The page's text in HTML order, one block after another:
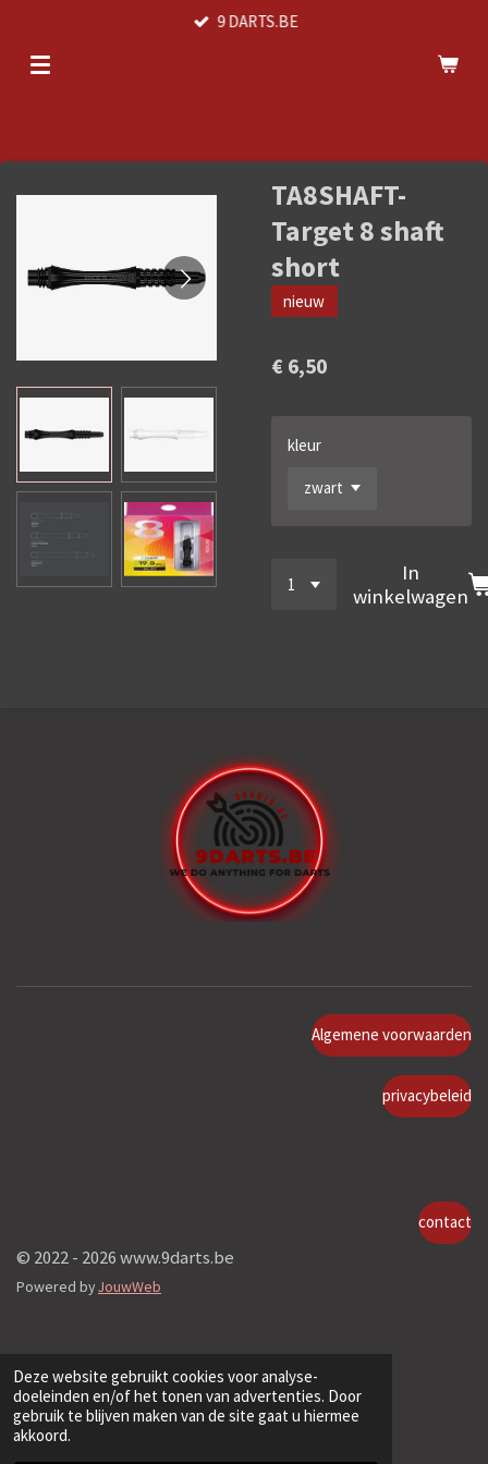
Deze website gebruikt cookies voor analyse-
doeleinden en/of het tonen van advertenties. Door
gebruik te blijven maken van de site gaat u hiermee
akkoord.
naar
9 DARTS.BE
TA8SHAFT-
Target 8 shaft
short
nieuw
€ 6,50
kleur
In
winkelwagen
Algemene voorwaarden
privacybeleid
contact
© 2022 - 2026 www.9darts.be
Powered byJouwWeb